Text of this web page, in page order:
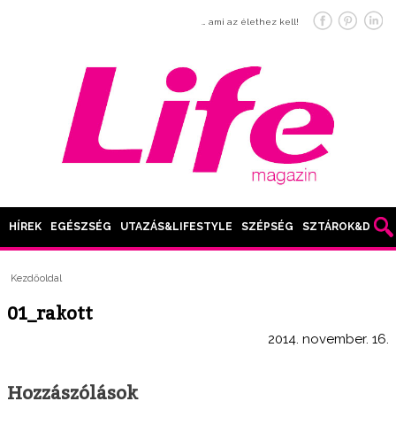
… ami az élethez kell!
HÍREK EGÉSZSÉG UTAZÁS&LIFESTYLE SZÉPSÉG SZTÁROK&DIVAT
Kezdőoldal
01_rakott
2014. november. 16.
Hozzászólások